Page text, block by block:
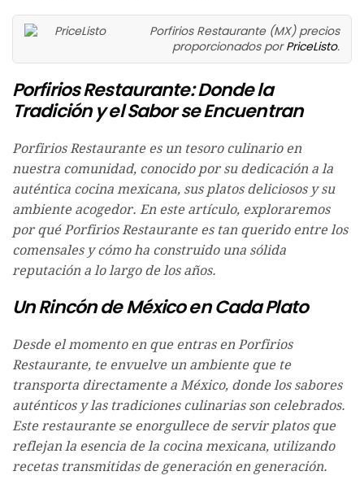
Porfirios Restaurante (MX) precios
proporcionados porPriceListo.
Porfirios Restaurante: Donde la
Tradición y el Sabor se Encuentran
Porfirios Restaurante es un tesoro culinario en
nuestra comunidad, conocido por su dedicación a la
auténtica cocina mexicana, sus platos deliciosos y su
ambiente acogedor. En este artículo, exploraremos
por qué Porfirios Restaurante es tan querido entre los
comensales y cómo ha construido una sólida
reputación a lo largo de los años.
Un Rincón de México en Cada Plato
Desde el momento en que entras en Porfirios
Restaurante, te envuelve un ambiente que te
transporta directamente a México, donde los sabores
auténticos y las tradiciones culinarias son celebrados.
Este restaurante se enorgullece de servir platos que
reflejan la esencia de la cocina mexicana, utilizando
recetas transmitidas de generación en generación.